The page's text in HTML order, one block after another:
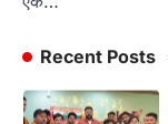
Recent Posts
2